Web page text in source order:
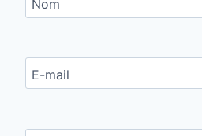
Nom
E-mail